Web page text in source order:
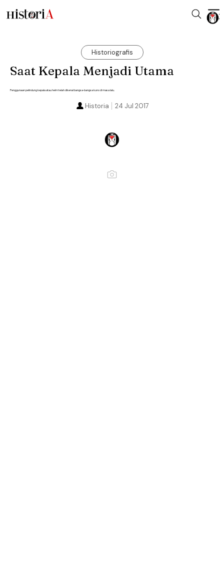
Historiografis
Saat Kepala Menjadi Utama
Penggunaan pelindung kepala atau helm telah dikenal bangsa-bangsa kuno di masa lalu.
24 Jul 2017
Historia